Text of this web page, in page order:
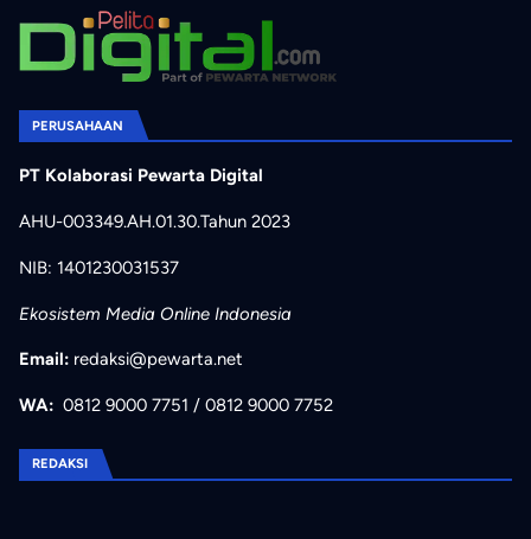
PERUSAHAAN
PT Kolaborasi Pewarta Digital
AHU-003349.AH.01.30.Tahun 2023
NIB: 1401230031537
Ekosistem Media Online Indonesia
Email: redaksi@pewarta.net
WA: 0812 9000 7751 / 0812 9000 7752
REDAKSI